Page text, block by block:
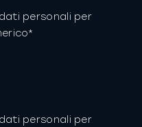
personali per
personali per